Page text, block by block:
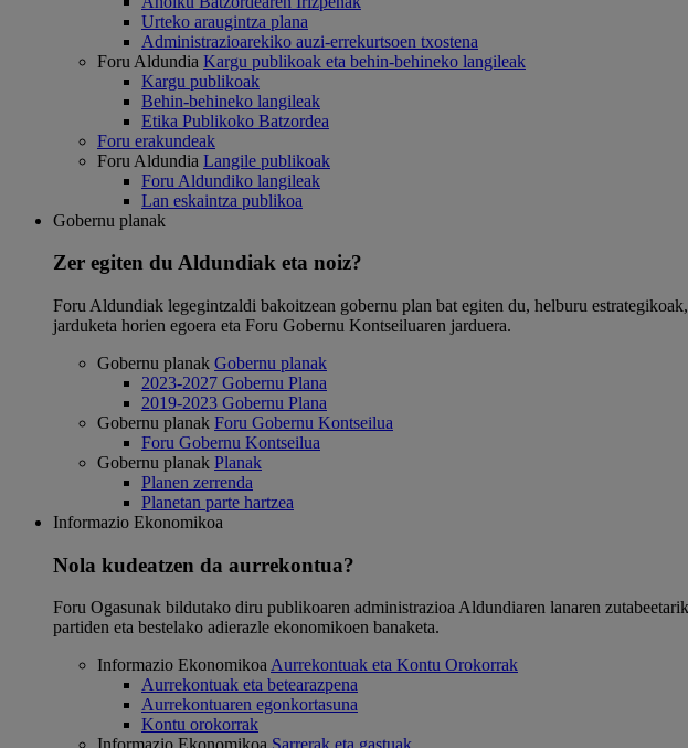
Urteko araugintza plana
Administrazioarekiko auzi-errekurtsoen txostena
Foru Aldundia Kargu publikoak eta behin-behineko langileak
Kargu publikoak
Behin-behineko langileak
Etika Publikoko Batzordea
Foru erakundeak
Foru Aldundia Langile publikoak
Foru Aldundiko langileak
Lan eskaintza publikoa
Gobernu planak
Zer egiten du Aldundiak eta noiz?
Foru Aldundiak legegintzaldi bakoitzean gobernu plan bat egiten du, helburu
jarduketa horien egoera eta Foru Gobernu Kontseiluaren jarduera.
Gobernu planak Gobernu planak
2023-2027 Gobernu Plana
2019-2023 Gobernu Plana
Gobernu planak Foru Gobernu Kontseilua
Foru Gobernu Kontseilua
Gobernu planak Planak
Planen zerrenda
Planetan parte hartzea
Informazio Ekonomikoa
Nola kudeatzen da aurrekontua?
Foru Ogasunak bildutako diru publikoaren administrazioa Aldundiaren lanaren
partiden eta bestelako adierazle ekonomikoen banaketa.
Informazio Ekonomikoa Aurrekontuak eta Kontu Orokorrak
Aurrekontuak eta betearazpena
Aurrekontuaren egonkortasuna
Kontu orokorrak